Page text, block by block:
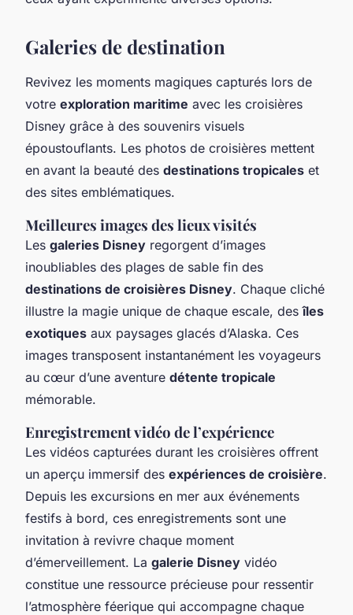
Galeries de destination
Revivez les moments magiques capturés lors de
votre exploration maritime avec les croisières
Disney grâce à des souvenirs visuels
époustouflants. Les photos de croisières mettent
en avant la beauté des destinations tropicales et
des sites emblématiques.
Meilleures images des lieux visités
Les galeries Disney regorgent d’images
inoubliables des plages de sable fin des
destinations de croisières Disney. Chaque cliché
illustre la magie unique de chaque escale, desîles
exotiques aux paysages glacés d’Alaska. Ces
images transposent instantanément les voyageurs
au cœur d’une aventure détente tropicale
mémorable.
Enregistrement vidéo de l’expérience
Les vidéos capturées durant les croisières offrent
un aperçu immersif des expériences de croisière.
Depuis les excursions en mer aux événements
festifs à bord, ces enregistrements sont une
invitation à revivre chaque moment
d’émerveillement. La galerie Disney vidéo
constitue une ressource précieuse pour ressentir
l’atmosphère féerique qui accompagne chaque